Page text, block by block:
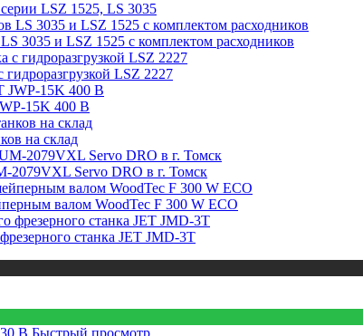
LSZ 1525, LS 3035
3035 и LSZ 1525 с комплектом расходников
LSZ 2227
15K 400 В
на склад
2079VXL Servo DRO в г. Томск
валом WoodTec F 300 W ECO
станка JET JMD-3T
Быстрый просмотр